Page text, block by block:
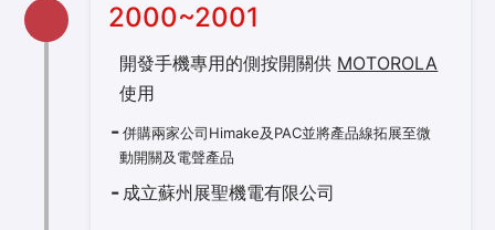
2000~2001
開發手機專用的側按開關供 MOTOROLA
使用
併購兩家公司Himake及PAC並將產品線拓展至微
動開關及電聲產品
成立蘇州展聖機電有限公司